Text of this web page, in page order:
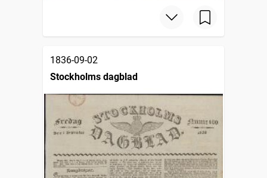
1836-09-02
Stockholms dagblad